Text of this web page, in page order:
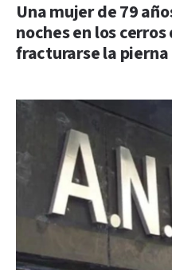
Una mujer de 79
noches en los
fracturarse la pierna